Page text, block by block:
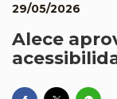
29/05/2026
Alece